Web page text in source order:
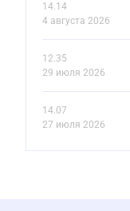
14.14
4 августа 2026
12.35
29 июля 2026
14.07
27 июля 2026